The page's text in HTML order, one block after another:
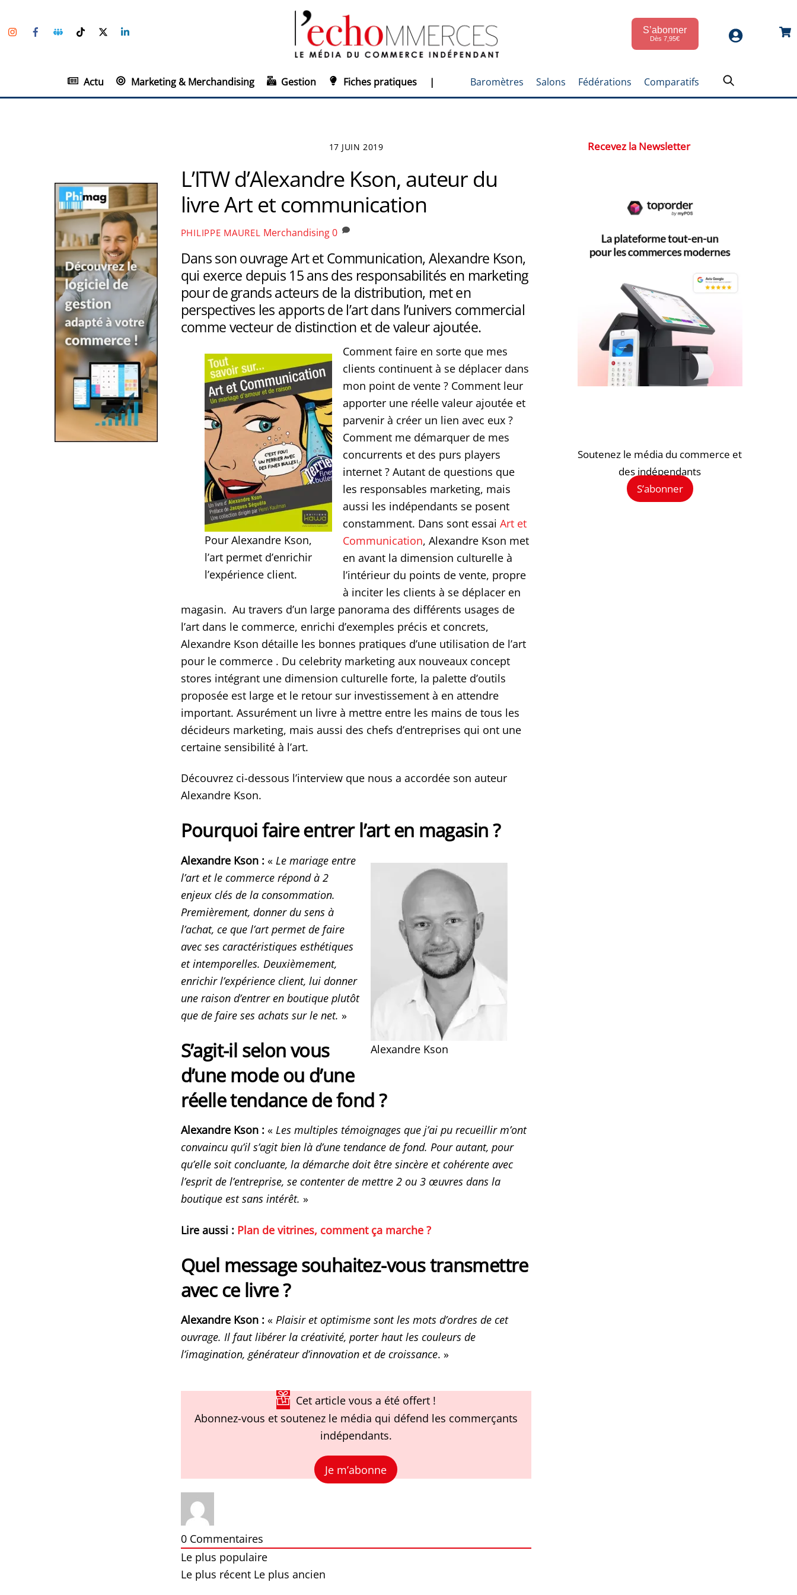
to
InstagramFacebookGroupe
Facebook
TikTokTwitter S’abonner
Dès 7,95€
Actu Marketing & Merchandising Gestion Fiches pratiques | Baromètres Salons Fédérations Comparatifs
17 JUIN 2019
L’ITW d’Alexandre Kson, auteur du
livre Art et communication
PHILIPPE MAUREL Merchandising0
Dans son ouvrage Art et Communication, Alexandre Kson,
qui exerce depuis 15 ans des responsabilités en marketing
pour de grands acteurs de la distribution, met en
perspectives les apports de l’art dans l’univers commercial
comme vecteur de distinction et de valeur ajoutée.
Pour Alexandre Kson,
l’art permet d’enrichir
l’expérience client.
Comment faire en sorte que mes
clients continuent à se déplacer dans
mon point de vente ? Comment leur
apporter une réelle valeur ajoutée et
parvenir à créer un lien avec eux ?
Comment me démarquer de mes
concurrents et des purs players
internet ? Autant de questions que
les responsables marketing, mais
aussi les indépendants se posent
constamment. Dans sont essai Art et
Communication, Alexandre Kson met
en avant la dimension culturelle à
l’intérieur du points de vente, propre
à inciter les clients à se déplacer en
magasin. Au travers d’un large panorama des différents usages de
l’art dans le commerce, enrichi d’exemples précis et concrets,
Alexandre Kson détaille les bonnes pratiques d’une utilisation de l’art
pour le commerce . Du celebrity marketing aux nouveaux concept
stores intégrant une dimension culturelle forte, la palette d’outils
proposée est large et le retour sur investissement à en attendre
important. Assurément un livre à mettre entre les mains de tous les
décideurs marketing, mais aussi des chefs d’entreprises qui ont une
certaine sensibilité à l’art.
Découvrez ci-dessous l’interview que nous a accordée son auteur
Alexandre Kson.
Pourquoi faire entrer l’art en magasin ?
Alexandre Kson
Alexandre Kson :« Le mariage entre
l’art et le commerce répond à 2
enjeux clés de la consommation.
Premièrement, donner du sens à
l’achat, ce que l’art permet de faire
avec ses caractéristiques esthétiques
et intemporelles. Deuxièmement,
enrichir l’expérience client, lui donner
une raison d’entrer en boutique plutôt
que de faire ses achats sur le net. »
S’agit-il selon vous
d’une mode ou d’une
réelle tendance de fond ?
Alexandre Kson :« Les multiples témoignages que j’ai pu recueillir m’ont
convaincu qu’il s’agit bien là d’une tendance de fond. Pour autant, pour
qu’elle soit concluante, la démarche doit être sincère et cohérente avec
l’esprit de l’entreprise, se contenter de mettre 2 ou 3 œuvres dans la
boutique est sans intérêt. »
Lire aussi : Plan de vitrines, comment ça marche ?
Quel message souhaitez-vous transmettre
avec ce livre ?
Alexandre Kson :« Plaisir et optimisme sont les mots d’ordres de cet
ouvrage. Il faut libérer la créativité, porter haut les couleurs de
l’imagination, générateur d’innovation et de croissance. »
Cet article vous a été offert !
Abonnez-vous et soutenez le média qui défend les commerçants
indépendants.
Je m’abonne
0Commentaires
Le plus populaire
Le plus récent Le plus ancien
Recevez la Newsletter
Soutenez le média du commerce et
des indépendants
S’abonner